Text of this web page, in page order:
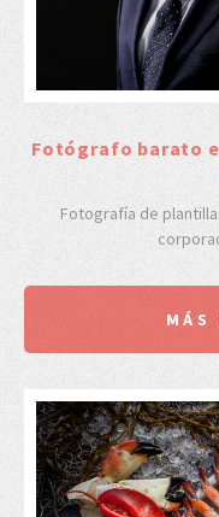
Fotógrafo barato
Fotografía de
MÁS